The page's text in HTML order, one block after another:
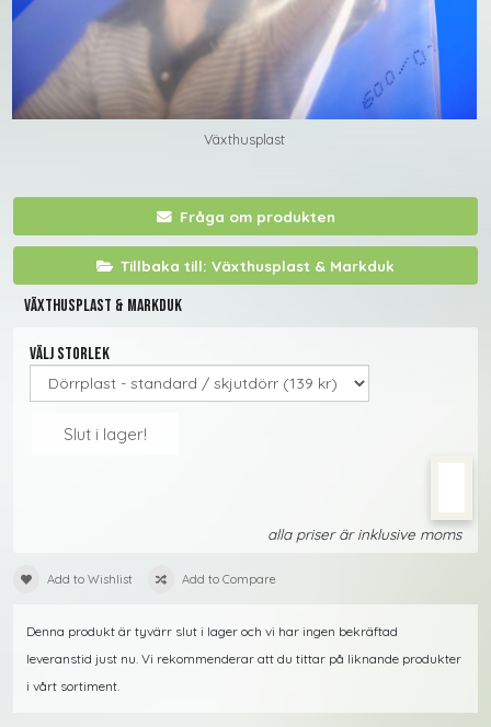
Växthusplast
Fråga om produkten
Tillbaka till: Växthusplast & Markduk
Växthusplast & Markduk
Välj storlek
Slut i lager!
alla priser är inklusive moms
Add to Wishlist Add to Compare
Denna produkt är tyvärr slut i lager och vi har ingen bekräftad
leveranstid just nu. Vi rekommenderar att du tittar på liknande produkter
i vårt sortiment.